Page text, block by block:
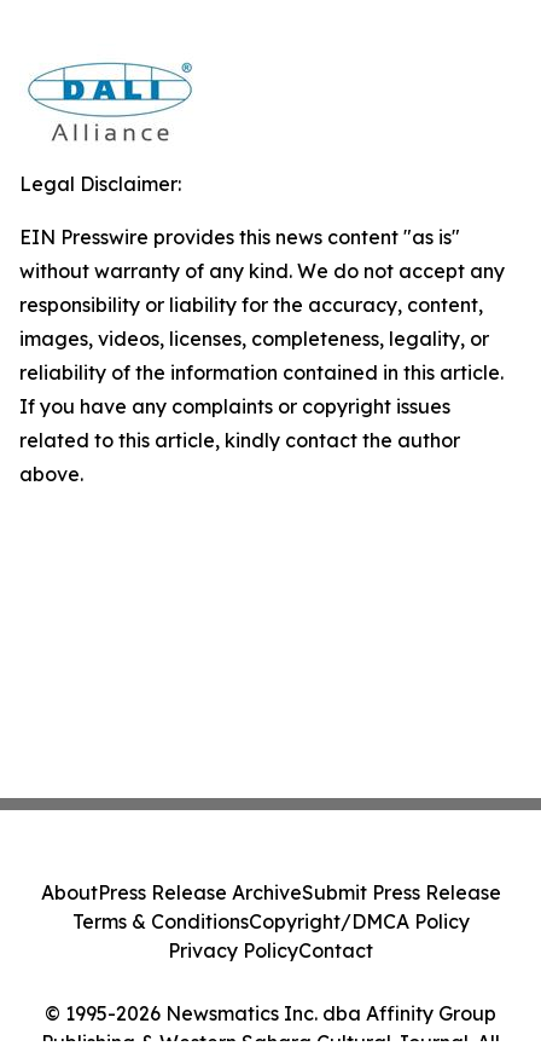
Legal Disclaimer:
EIN Presswire provides this news content "as is"
without warranty of any kind. We do not accept any
responsibility or liability for the accuracy, content,
images, videos, licenses, completeness, legality, or
reliability of the information contained in this article.
If you have any complaints or copyright issues
related to this article, kindly contact the author
above.
© 1995-2026 Newsmatics Inc. dba Affinity Group
Publishing & Western Sahara Cultural Journal. All
AboutPress Release ArchiveSubmit Press Release
Terms & ConditionsCopyright/DMCA Policy
Privacy PolicyContact